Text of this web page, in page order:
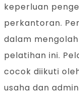
keperluan
perkantoran.
dalam
pelatihan ini.
cocok diikuti
usaha dan